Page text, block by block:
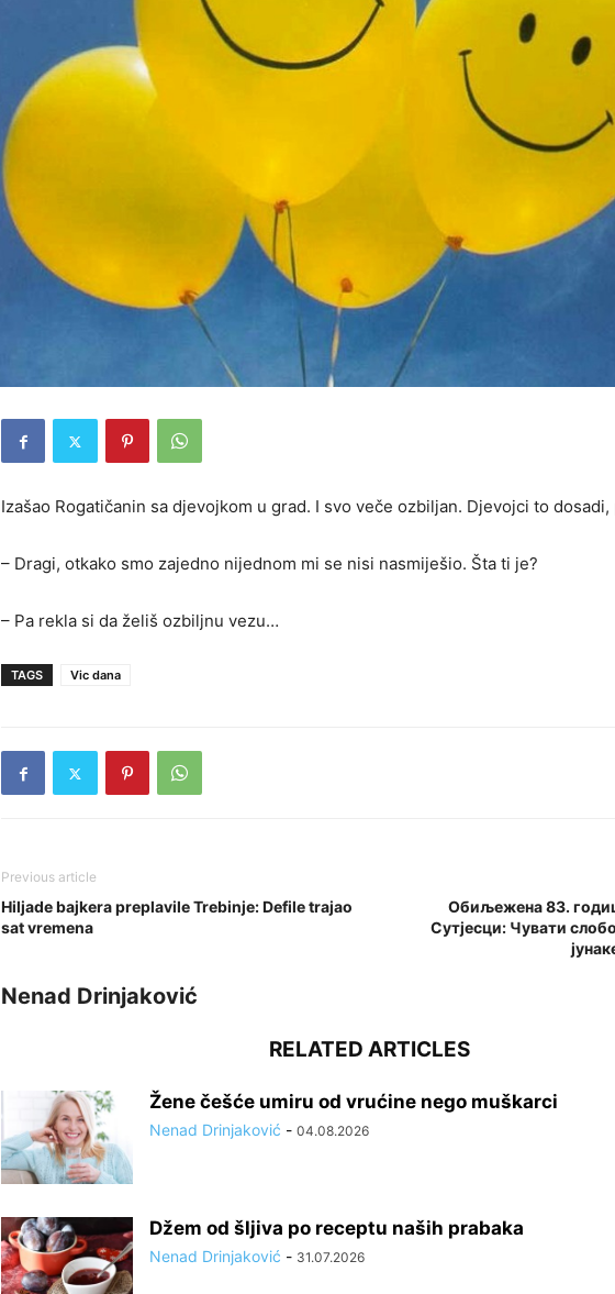
Izašao Rogatičanin sa djevojkom u grad. I svo veče ozbiljan. Djevojci to dosadi,
– Dragi, otkako smo zajedno nijednom mi se nisi nasmiješio. Šta ti je?
– Pa rekla si da želiš ozbiljnu vezu…
TAGS Vic dana
Previous article
Hiljade bajkera preplavile Trebinje: Defile trajao
sat vremena
Обиљежена 83.
Сутјесци: Чувати
Nenad Drinjaković
RELATED ARTICLES
Žene češće umiru od vrućine nego muškarci
Nenad Drinjaković - 04.08.2026
Džem od šljiva po receptu naših prabaka
Nenad Drinjaković - 31.07.2026